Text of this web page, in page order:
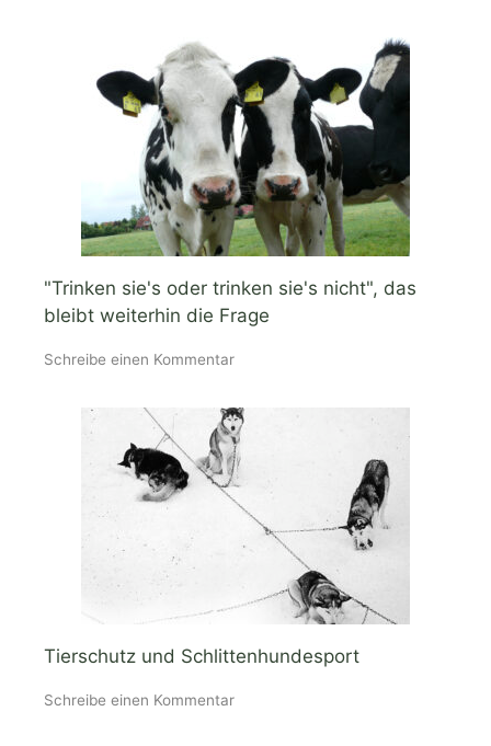
"Trinken sie's oder trinken sie's nicht", das
bleibt weiterhin die Frage
Schreibe einen Kommentar
Tierschutz und Schlittenhundesport
Schreibe einen Kommentar